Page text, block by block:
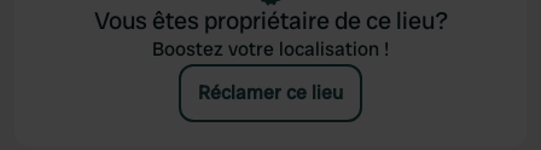
of their services.
Vous êtes propriétaire de ce lieu?
Boostez votre localisation !
Réclamer ce lieu